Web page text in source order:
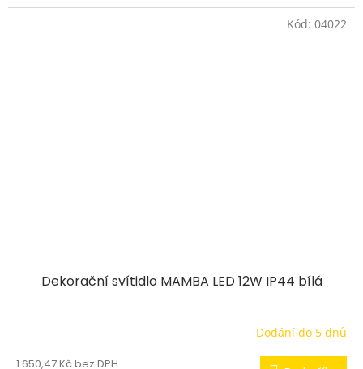
Dekorační svítidlo MAMBA LED 12W IP44 bílá
Dodání do 5 dnů
1 650,47 Kč bez DPH
Kód: 04022